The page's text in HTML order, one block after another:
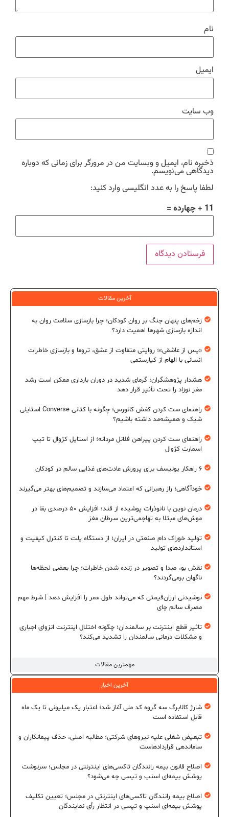
نام
ایمیل
وب‌ سایت
ذخیره نام، ایمیل و وبسایت من در مرورگر برای زمانی که دوباره
دیدگاهی می‌نویسم.
لطفا پاسخ را به عدد انگلیسی وارد کنید:
11 + چهارده =
آخرین مقالات
مهمترین مقالات
زخم‌های پنهان جنگ بر روان کودکان؛ چرا بازسازی سلامت روان به
اندازه بازسازی شهرها اهمیت دارد؟
«پس از عاشقی»؛ روایتی متفاوت از عشق، تروما و بازسازی خاطرات
انسانی با الهام از کیارستمی
هشدار پژوهشگران: گرمای شدید در دوران بارداری ممکن است رشد
مغز نوزاد را تحت تأثیر قرار دهد
راهنمای ست کردن کفش کانورس؛ چگونه با کتانی Converse استایلی
شیک و همیشه‌مد داشته باشیم؟
راهنمای ست کردن پیراهن فلانل مردانه؛ از استایل کژوال تا تیپ
اسمارت کژوال
۶ راهکار یونیسف برای پرورش عادت‌های غذایی سالم در کودکان
خودآگاهی؛ راز رهبرانی که اعتماد می‌سازند و تصمیم‌های بهتر می‌گیرند
درمان نوین با نانوذرات پوشیده از قند؛ افزایش ۵۰ درصدی بقا در
موش‌های مبتلا به تهاجمی‌ترین سرطان مغز
تولید خوراک دام صنعتی در ایران؛ از دستگاه پلت تا کنترل کیفیت و
استانداردهای تولید
نقش بو، صدا و تصویر در زنده شدن خاطرات؛ چرا بعضی لحظه‌ها
ناگهان برمی‌گردند؟
نوشیدنی ارزان‌قیمتی که می‌تواند طول عمر را افزایش دهد | شرط مهم
مصرف سالم چای
تاثیر قطع اینترنت بر سالمندان؛ چگونه اختلال اینترنت انزوای اجباری
و مشکلات درمانی سالمندان را تشدید می‌کند؟
آخرین اخبار
شارژ کالابرگ سه گروه کد ملی آغاز شد؛ اعتبار یک میلیونی تا یک ماه
قابل استفاده است
تبعیض شغلی علیه نیروهای شرکتی؛ مطالبه اصلی، حذف پیمانکاران و
ساماندهی قراردادهاست
اصلاح قانون بیمه رانندگان تاکسی‌های اینترنتی در مجلس؛ سرنوشت
پوشش بیمه‌ای اسنپ و تپسی چه می‌شود؟
اصلاح بیمه رانندگان تاکسی‌های اینترنتی در مجلس؛ تعیین تکلیف
پوشش بیمه‌ای اسنپ و تپسی در انتظار رأی نمایندگان